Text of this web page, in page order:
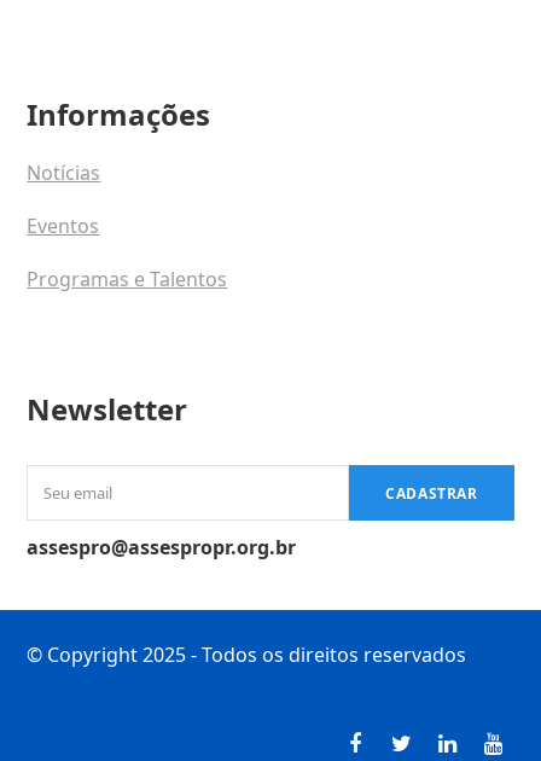
Informações
Notícias
Eventos
Programas e Talentos
Newsletter
email
CADASTRAR
assespro@assespropr.org.br
© Copyright 2025 - Todos os direitos reservados
FacebookTwitter